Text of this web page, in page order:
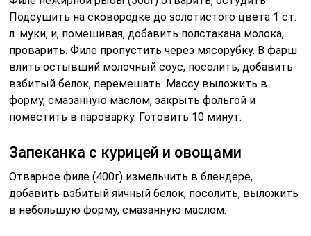
Подсушить на сковородке до золотистого цвета 1 ст.
л. муки, и, помешивая, добавить полстакана молока,
проварить. Филе пропустить через мясорубку. В фарш
влить остывший молочный соус, посолить, добавить
взбитый белок, перемешать. Массу выложить в
форму, смазанную маслом, закрыть фольгой и
поместить в пароварку. Готовить 10 минут.
Запеканка с курицей и овощами
Отварное филе (400г) измельчить в блендере,
добавить взбитый яичный белок, посолить, выложить
в небольшую форму, смазанную маслом.